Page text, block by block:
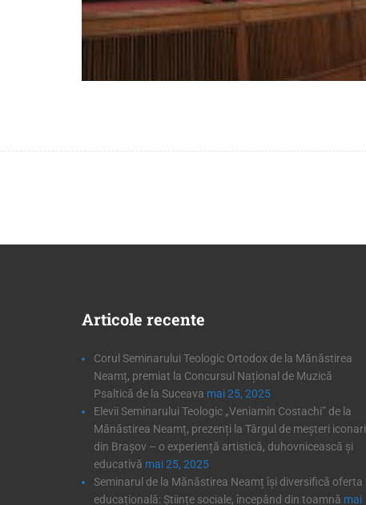
Articole recente
Corul Seminarului Teologic Ortodox de la Mănăstirea
Neamț, premiat la Concursul Național de Muzică
Psaltică de la Suceava mai 25, 2025
Elevii Seminarului Teologic „Veniamin Costachi” de la
Mănăstirea Neamț, prezenți la Târgul de meșteri iconari
din Brașov – o experiență artistică, duhovnicească și
educativă mai 25, 2025
Seminarul de la Mănăstirea Neamț își diversifică oferta
educațională: Științe sociale, începând din toamnă mai